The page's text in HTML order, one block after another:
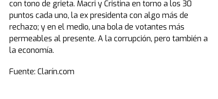
con tono de grieta. Macri y Cristina en torno a los 30
puntos cada uno, la ex presidenta con algo más de
rechazo; y en el medio, una bola de votantes más
permeables al presente. A la corrupción, pero también a
la economía.
Fuente: Clarín.com